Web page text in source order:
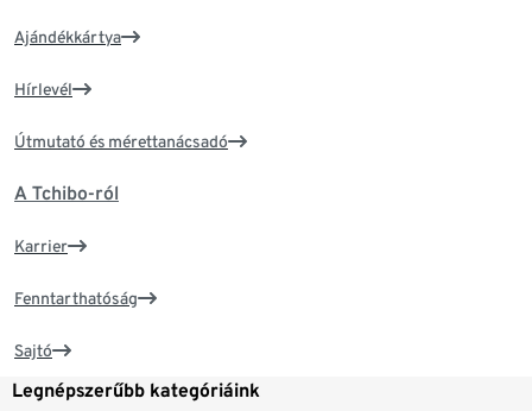
Ajándékkártya
Hírlevél
Útmutató és mérettanácsadó
A Tchibo-ról
Karrier
Fenntarthatóság
Sajtó
Legnépszerűbb kategóriáink